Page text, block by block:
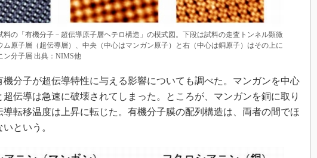
料の「有機分子－超伝導原子層ヘテロ構造」の模式図。下段は試料の走査トンネル顕微
ム原子層（超伝導層）、中央（中心はマンガン原子）と右（中心は銅原子）はその上に
ン分子層 出典：NIMS他
分子が超伝導特性に与える影響についても調べた。マンガンを中心
超伝導は急速に破壊されてしまった。ところが、マンガンを銅に取り
導転移温度は上昇に転じた。有機分子膜の配列構造は、両者の間でほ
という。